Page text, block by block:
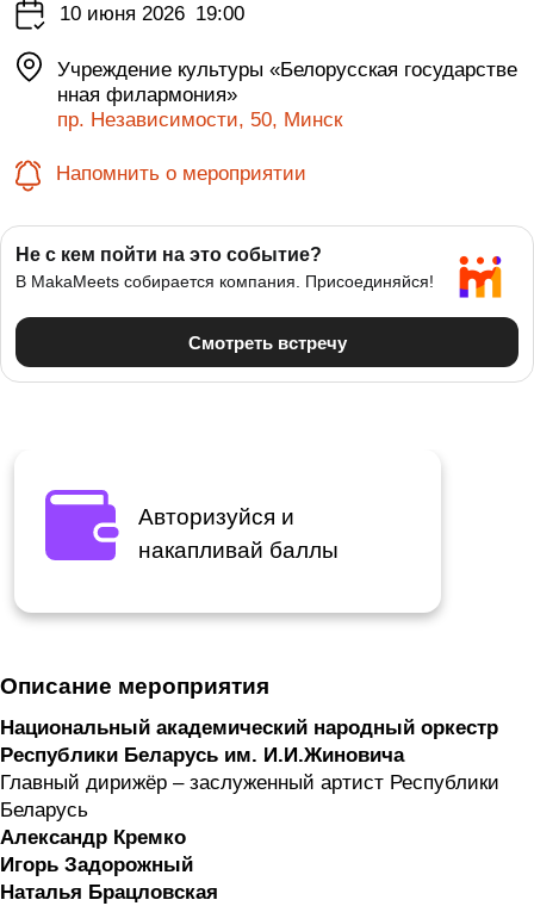
10 июня 2026 19:00
Учреждение культуры «Белорусская государстве
нная филармония»
пр. Независимости, 50, Минск
Напомнить о мероприятии
Авторизуйся и
накапливай баллы
Описание мероприятия
Национальный академический народный оркестр
Республики Беларусь им. И.И.Жиновича
Главный дирижёр – заслуженный артист Республики
Беларусь
Александр Кремко
Игорь Задорожный
Наталья Брацловская